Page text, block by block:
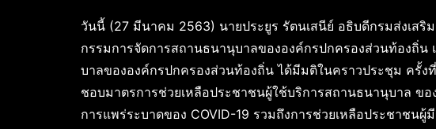
วันนี้ (27 มีนาคม 2563) นายประยูร รัตนเสนีย์ อธิบดีกรมส่งเสริ
กรรมการจัดการสถานธนานุบาลขององค์กรปกครองส่วนท้องถิ่น
บาลขององค์กรปกครองส่วนท้องถิ่น ได้มีมติในคราวประชุม ครั้
ชอบมาตรการช่วยเหลือประชาชนผู้ใช้บริการสถานธนานุบาล ข
การแพร่ระบาดของ COVID-19 รวมถึงการช่วยเหลือประชาชนผู้